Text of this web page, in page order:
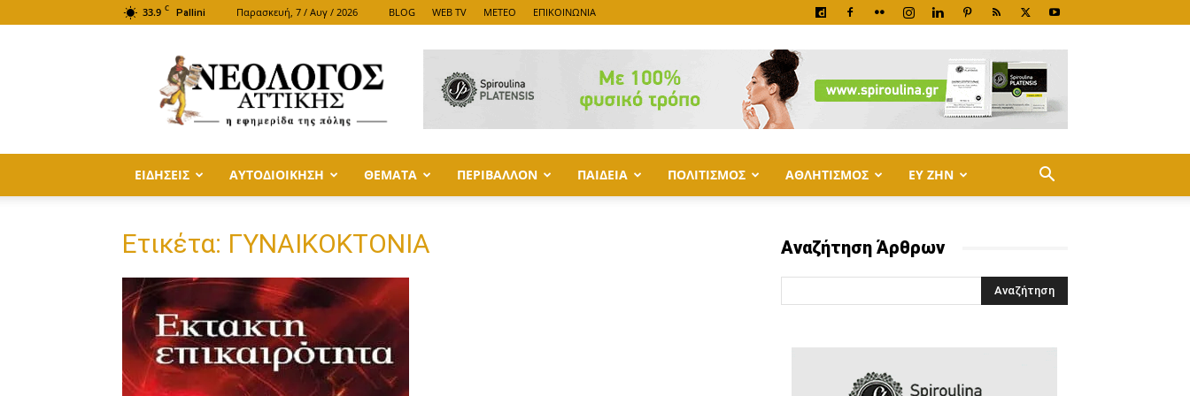
33.9 C Pallini Παρασκευή, 7 / Αυγ / 2026 BLOG WEB TV METEO ΕΠΙΚΟΙΝΩΝΙΑ
ΑΤΤΙΚΗΣ
ΕΙΔΗΣΕΙΣ ΑΥΤΟΔΙΟΙΚΗΣΗ ΘΕΜΑΤΑ ΠΕΡΙΒΑΛΛΟΝ ΠΑΙΔΕΙΑ ΠΟΛΙΤΙΣΜΟΣ ΑΘΛΗΤΙΣΜΟΣ ΕΥ ΖΗΝ
Ετικέτα: ΓΥΝΑΙΚΟΚΤΟΝΙΑ Αναζήτηση Άρθρων